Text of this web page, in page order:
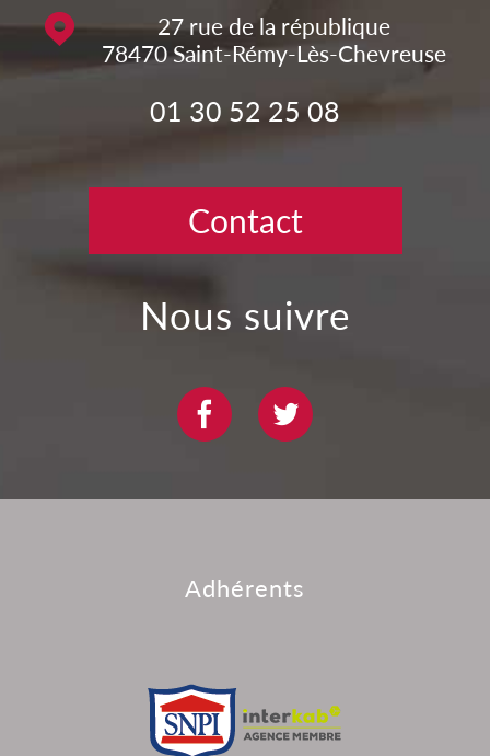
27 rue de la république
78470 Saint-Rémy-Lès-Chevreuse
01 30 52 25 08
Contact
nous suivre
adhérents